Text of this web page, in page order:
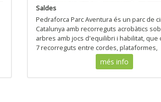
Saldes
Pedraforca Parc Aventura és un parc de
Catalunya amb recorreguts acrobàtics
arbres amb jocs d'equilibri i habilitat, que
7 recorreguts entre cordes, plataformes,
passarel·les, tirolines, tarzans, xarxes i
més info